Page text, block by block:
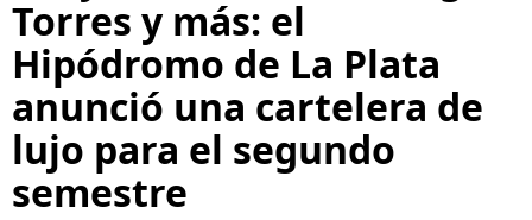
Torres y más: el
Hipódromo de La Plata
anunció una cartelera de
lujo para el segundo
semestre